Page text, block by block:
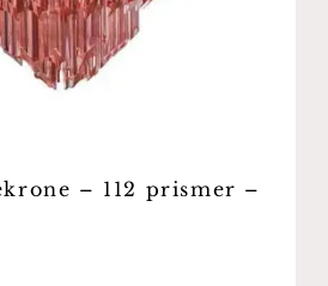
– 112 prismer –